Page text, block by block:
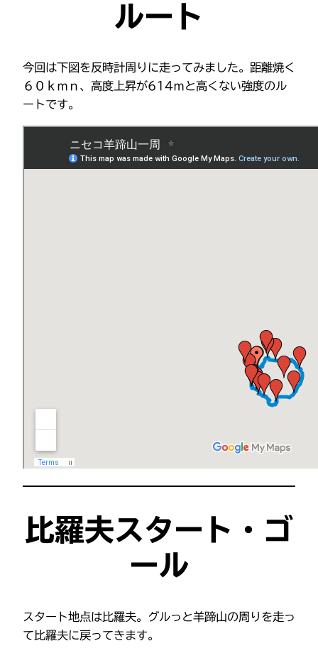
ルート
今回は下図を反時計周りに走ってみました。距離焼く
６０ｋｍｎ、高度上昇が614ｍと高くない強度のル
ートです。
比羅夫スタート・ゴ
ール
スタート地点は比羅夫。グルっと羊蹄山の周りを走っ
て比羅夫に戻ってきます。